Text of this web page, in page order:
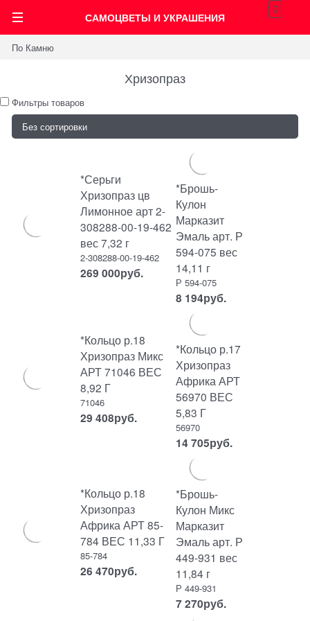
САМОЦВЕТЫ И УКРАШЕНИЯ
0
По Камню
Хризопраз
Фильтры товаров
*Серьги
Хризопраз цв
Лимонное арт 2-
308288-00-19-462
вес 7,32 г
2-308288-00-19-462
269 000руб.
*Брошь-
Кулон
Марказит
Эмаль арт. Р
594-075 вес
14,11 г
Р 594-075
8 194руб.
*Кольцо р.18
Хризопраз Микс
АРТ 71046 ВЕС
8,92 Г
71046
29 408руб.
*Кольцо р.17
Хризопраз
Африка АРТ
56970 ВЕС
5,83 Г
56970
14 705руб.
*Кольцо р.18
Хризопраз
Африка АРТ 85-
784 ВЕС 11,33 Г
85-784
26 470руб.
*Брошь-
Кулон Микс
Марказит
Эмаль арт. Р
449-931 вес
11,84 г
Р 449-931
7 270руб.